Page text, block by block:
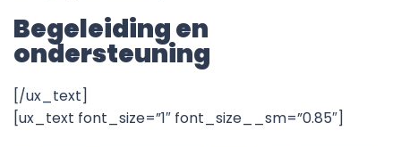
Begeleiding en
ondersteuning
[/ux_text]
[ux_text font_size=”1″ font_size__sm=”0.85″]